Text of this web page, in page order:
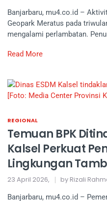
Banjarbaru, mu4.co.id –
Geopark Meratus pada
mengalami perlambatan.
Read More
REGIONAL
Temuan BPK
Kalsel Perkuat
Lingkungan
23 April 2026, by Rizali
Banjarbaru, mu4.co.id –